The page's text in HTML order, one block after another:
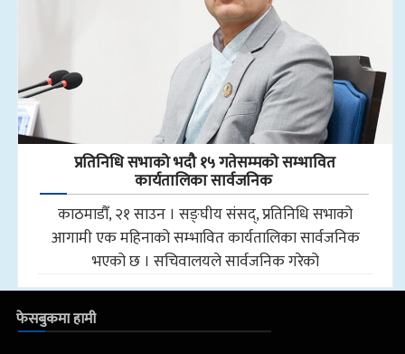
प्रतिनिधि सभाको भदौ १५ गतेसम्मको सम्भावित
कार्यतालिका सार्वजनिक
काठमाडौँ, २१ साउन । सङ्घीय संसद्, प्रतिनिधि सभाको
आगामी एक महिनाको सम्भावित कार्यतालिका सार्वजनिक
भएको छ । सचिवालयले सार्वजनिक गरेको
फेसबुकमा हामी